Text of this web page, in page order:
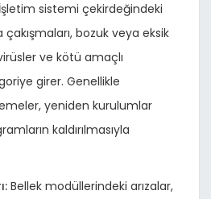
İşletim sistemi çekirdeğindeki
bozuk veya eksik
ve kötü amaçlı
girer. Genellikle
yeniden kurulumlar
kaldırılmasıyla
Bellek modüllerindeki arızalar,